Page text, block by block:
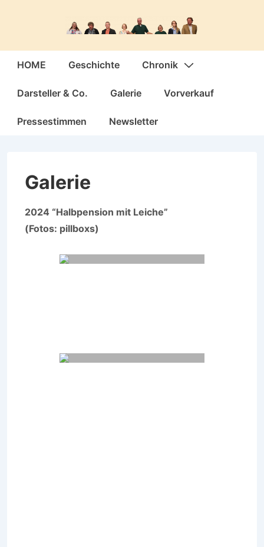
Hauptnavigation
HOME Geschichte Chronik
Darsteller & Co. Galerie Vorverkauf
Pressestimmen Newsletter
Galerie
2024 “Halbpension mit Leiche”
(Fotos: pillboxs)